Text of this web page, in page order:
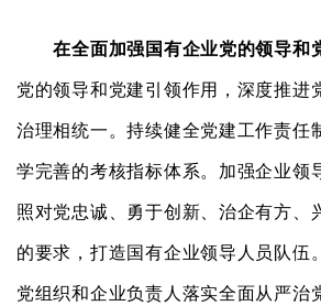
在全面加强国有企业党的领导和
党的领导和党建引领作用，深度推进
治理相统一。持续健全党建工作责任
学完善的考核指标体系。加强企业领
照对党忠诚、勇于创新、治企有方、
的要求，打造国有企业领导人员队伍
党组织和企业负责人落实全面从严治